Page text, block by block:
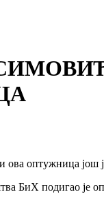
оптужница још
БиХ подигао је